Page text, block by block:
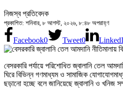
নিজস্ব প্রতিবেদক
প্রকাশিত: শনিবার, ৮ আগস্ট, ২০২৬, ৮:৪৮ অপরাহ্ণ
Facebook0 Tweet0
বেসরকারি পর্যায়ে পরিশোধিত জ্বালানি তেল
ঘিরে বিভিন্ন গণমাধ্যম ও সামাজিক
ছড়ানো হচ্ছে বলে জানিয়েছে জ্বালানি ও খনিজ